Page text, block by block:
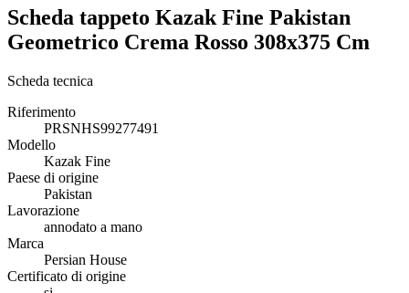
Scheda tappeto Kazak Fine Pakistan
Geometrico Crema Rosso 308x375 Cm
Scheda tecnica
Riferimento
PRSNHS99277491
Modello
Kazak Fine
Paese di origine
Pakistan
Lavorazione
annodato a mano
Marca
Persian House
Certificato di origine